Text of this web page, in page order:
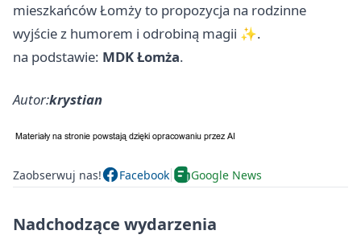
mieszkańców Łomży to propozycja na rodzinne
wyjście z humorem i odrobiną magii ✨.
na podstawie: MDK Łomża.
Autor:krystian
Zaobserwuj nas! Facebook Google News
Nadchodzące wydarzenia